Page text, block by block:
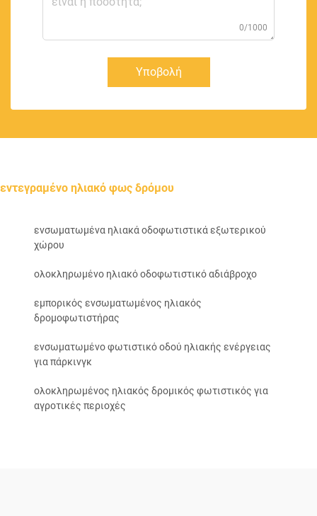
0/1000
Υποβολή
εντεγραμένο ηλιακό φως δρόμου
ενσωματωμένα ηλιακά οδοφωτιστικά εξωτερικού
χώρου
ολοκληρωμένο ηλιακό οδοφωτιστικό αδιάβροχο
εμπορικός ενσωματωμένος ηλιακός
δρομοφωτιστήρας
ενσωματωμένο φωτιστικό οδού ηλιακής ενέργειας
για πάρκινγκ
ολοκληρωμένος ηλιακός δρομικός φωτιστικός για
αγροτικές περιοχές